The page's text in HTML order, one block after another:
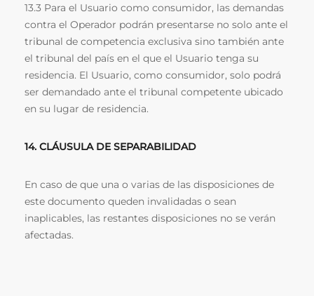
13.3 Para el Usuario como consumidor, las demandas
contra el Operador podrán presentarse no solo ante el
tribunal de competencia exclusiva sino también ante
el tribunal del país en el que el Usuario tenga su
residencia. El Usuario, como consumidor, solo podrá
ser demandado ante el tribunal competente ubicado
en su lugar de residencia.
14. CLÁUSULA DE SEPARABILIDAD
En caso de que una o varias de las disposiciones de
este documento queden invalidadas o sean
inaplicables, las restantes disposiciones no se verán
afectadas.